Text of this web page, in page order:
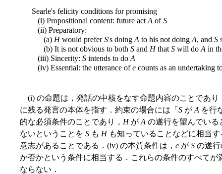
Searle's felicity conditions for promising
(i) Propositional content: future act A ofS
(ii) Preparatory:
(a) Hwould preferS's doing A to his not doing A, and S
(b) It is not obvious to both S and Hthat S will do A in
(iii) Sincerity: S intends to do A
(iv) Essential: the utterance ofe counts as an undertaking
(i) の命題は，発話の中核をなす命題内容のことであ
に残る発言の本体を指す．約束の場合には「 S が A を行
的な必須条件のことであり， Hが A の遂行を望んでい
ないということを S も Hも知っていることなどに相当
意志があることである．(iv) の本質条件は， e が S の遂
か否かという条件に相当する．これらの条件のすべて
ならない．